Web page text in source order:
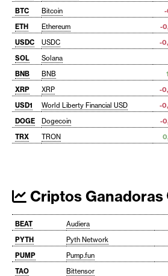
BTC
Bitcoin -
ETH
Ethereum -
USDC
USDC -
SOL
Solana
BNB
BNB
XRP
XRP -
USD1
World Liberty Financial USD -
DOGE
Dogecoin -
TRX
TRON
Criptos Ganadoras
BEAT Audiera
PYTH
Pyth Network
PUMP
Pump.fun
TAO
Bittensor